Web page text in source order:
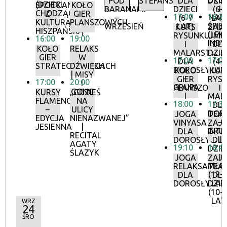
(DZIECI
CHODZĄCE)
SPOTKANIA
Z
KULTURĄ
HISZPAŃSKĄ
16:00
KOŁO
GIER
STRATEGICZNYCH
17:00
KURSY
FLAMENCO
–
EDYCJA
JESIENNA
KOŁO
GIER
PLANSZOWYCH
19:00
RELAKS
W
DŹWIĘKACH
| MISY
I
GONG
20:00
„GDZIEŚ
NA
ULICY
NIENAZWANEJ”
RECITAL
AGATY
ŚLAZYK
BARANAMI
–
WRZESIEŃ
DZIECI
(6-7
LAT)
17:00
KURS
RYSUNKU
I
MALARSTWA
DLA
DOROSŁYCH
–
GRUPA
I
17:00
KOŁO
GIER
18:00
JOGA
VINYASA
DLA
DOROSŁYCH
19:10
JOGA
DLA
DOROSŁYCH
I
(6-8
16:30
DLA
(4-5
17:00
I
DLA
–
II
17:30
DLA
I
(12-
18:45
DLA
(10-
WRZ
24
ŚRO